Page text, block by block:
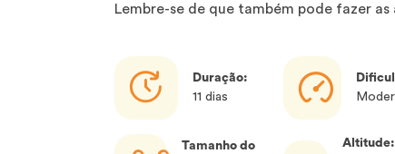
Lembre-se de que também pode fazer
Duração:
11 dias
Tamanho do
Altitude: